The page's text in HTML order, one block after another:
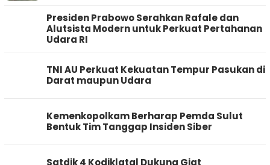
Presiden Prabowo Serahkan Rafale dan
Alutsista Modern untuk Perkuat Pertahanan
Udara RI
TNI AU Perkuat Kekuatan Tempur Pasukan di
Darat maupun Udara
Kemenkopolkam Berharap Pemda Sulut
Bentuk Tim Tanggap Insiden Siber